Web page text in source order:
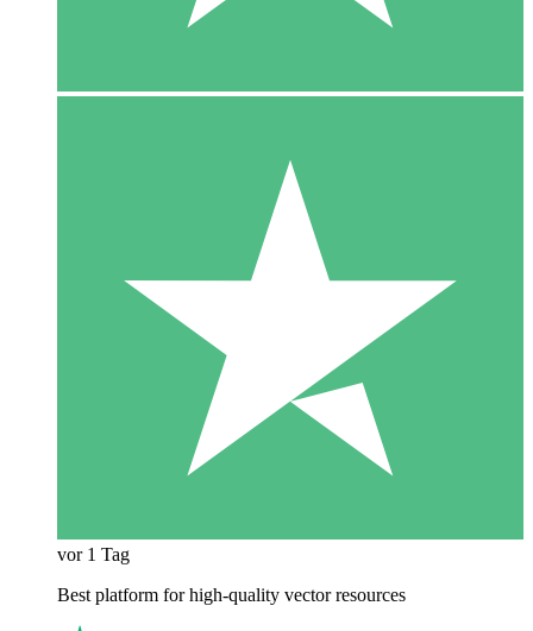
vor 1 Tag
Best platform for high-quality vector resources